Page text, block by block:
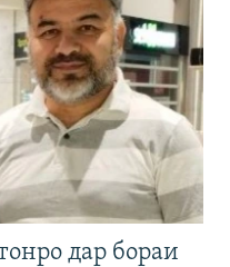
дар бораи